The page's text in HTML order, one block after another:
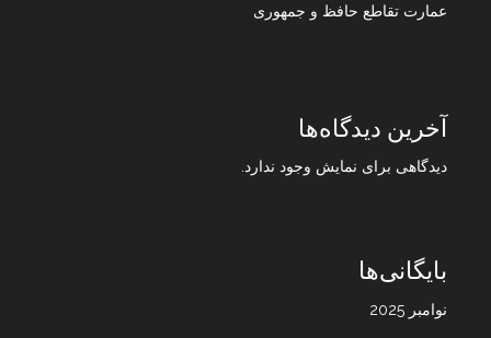
عمارت تقاطع حافظ و جمهوری
آخرین دیدگاه‌ها
دیدگاهی برای نمایش وجود ندارد.
بایگانی‌ها
نوامبر 2025